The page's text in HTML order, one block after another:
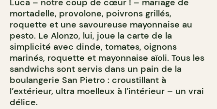
Luca – notre coup de cœur ! – mariage de
mortadelle, provolone, poivrons grillés,
roquette et une savoureuse mayonnaise au
pesto. Le Alonzo, lui, joue la carte de la
simplicité avec dinde, tomates, oignons
marinés, roquette et mayonnaise aïoli. Tous les
sandwichs sont servis dans un pain de la
boulangerie San Pietro : croustillant à
l’extérieur, ultra moelleux à l’intérieur – un vrai
délice.